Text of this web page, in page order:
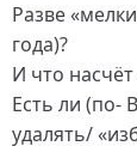
Разве
года)?
И что
Есть ли (по-
удалять/